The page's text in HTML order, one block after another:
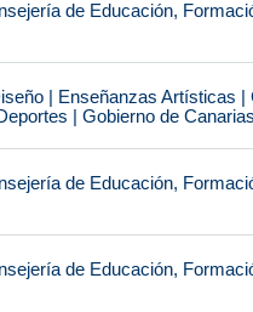
de Educación,
| Enseñanzas Artísticas
| Gobierno de
de Educación,
de Educación,